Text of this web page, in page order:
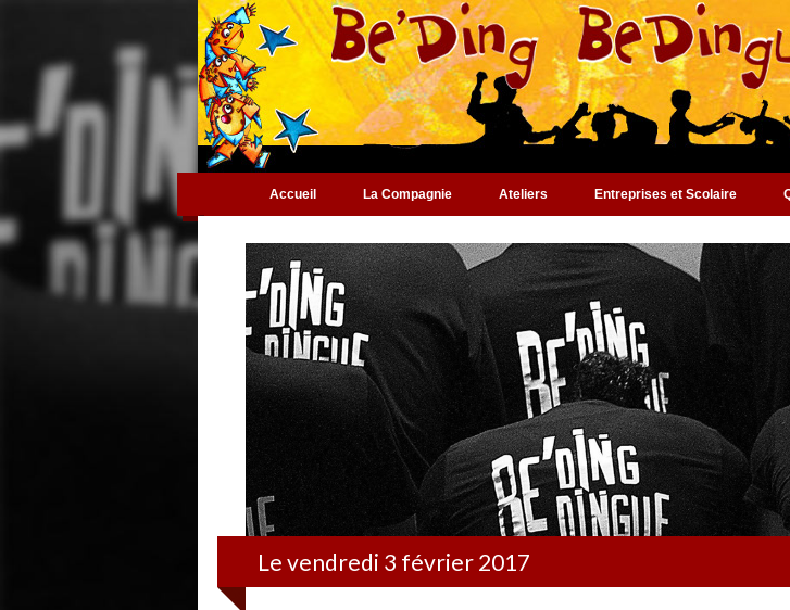
Accueil La Compagnie Ateliers Entreprises et Scolaire
Le vendredi 3 février 2017